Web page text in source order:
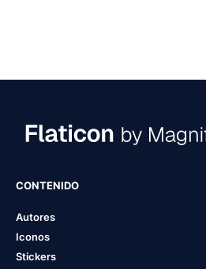
CONTENIDO
Autores
Iconos
Stickers